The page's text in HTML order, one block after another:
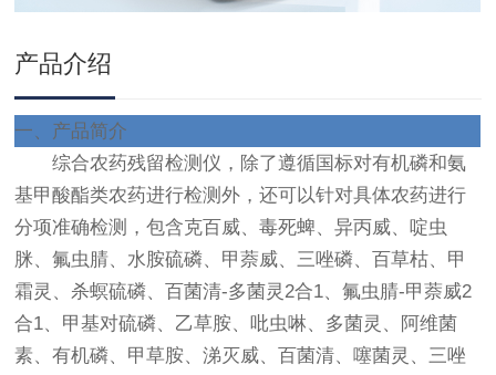
产品介绍
一、 产品简介
综合农药残留检测仪，除了遵循国标对有机磷和氨
基甲酸酯类农药进行检测外，还可以针对具体农药进行
分项准确检测，包含克百威、毒死蜱、异丙威、啶虫
脒、氟虫腈、水胺硫磷、甲萘威、三唑磷、百草枯、甲
霜灵、杀螟硫磷、百菌清-多菌灵2合1、氟虫腈-甲萘威2
合1、甲基对硫磷、乙草胺、吡虫啉、多菌灵、阿维菌
素、有机磷、甲草胺、涕灭威、百菌清、噻菌灵、三唑